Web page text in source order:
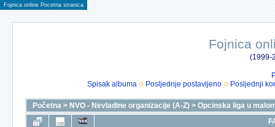
Fojnica online Pocetna stranica
Fojnica
(1999-
Spisak albuma
Posljednje postavljeno Posljednji
Početna > NVO - Nevladine organizacije (A-Z) > Opcinska liga u